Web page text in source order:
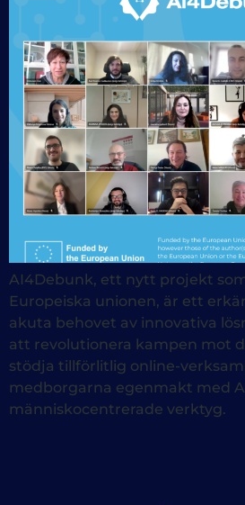
AI4Debunk, ett nytt projekt
Europeiska unionen, är ett
akuta behovet av innovativa
att revolutionera kampen mot
stödja tillförlitlig online-
medborgarna egenmakt med
människocentrerade verktyg.